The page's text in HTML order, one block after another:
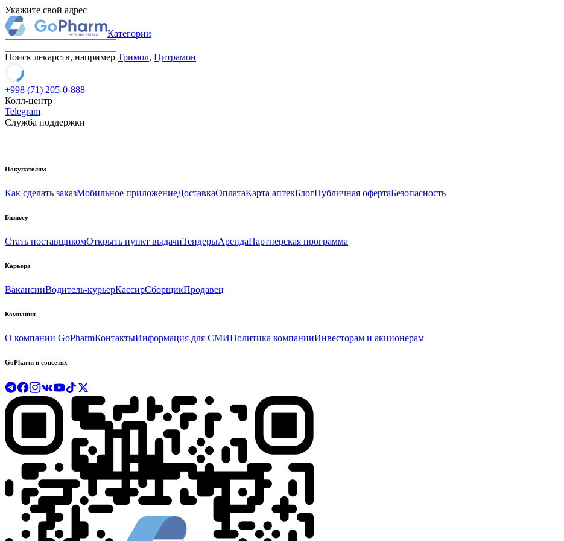
Укажите свой адрес
Категории
Поиск лекарств, например Тримол, Цитрамон
+998 (71) 205-0-888
Колл-центр
Telegram
Служба поддержки
Покупателям
Как сделать заказМобильное приложениеДоставкаОплатаКарта аптекБлогПубличная офертаБезопасность
Бизнесу
Стать поставщикомОткрыть пункт выдачиТендерыАрендаПартнерская программа
Карьера
ВакансииВодитель-курьерКассирСборщикПродавец
Компания
О компании GoPharmКонтактыИнформация для СМИПолитика компанииИнвесторам и акционерам
GoPharm в соцсетях